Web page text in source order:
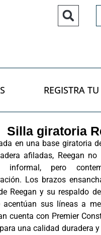
REGISTRA
Silla giratoria
en una base giratoria
afiladas, Reegan
informal, pero
Los brazos
Reegan y su respaldo
acentúan sus líneas a
cuenta con Premier
una calidad duradera